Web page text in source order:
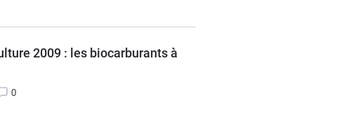
2009 : les biocarburants à
0